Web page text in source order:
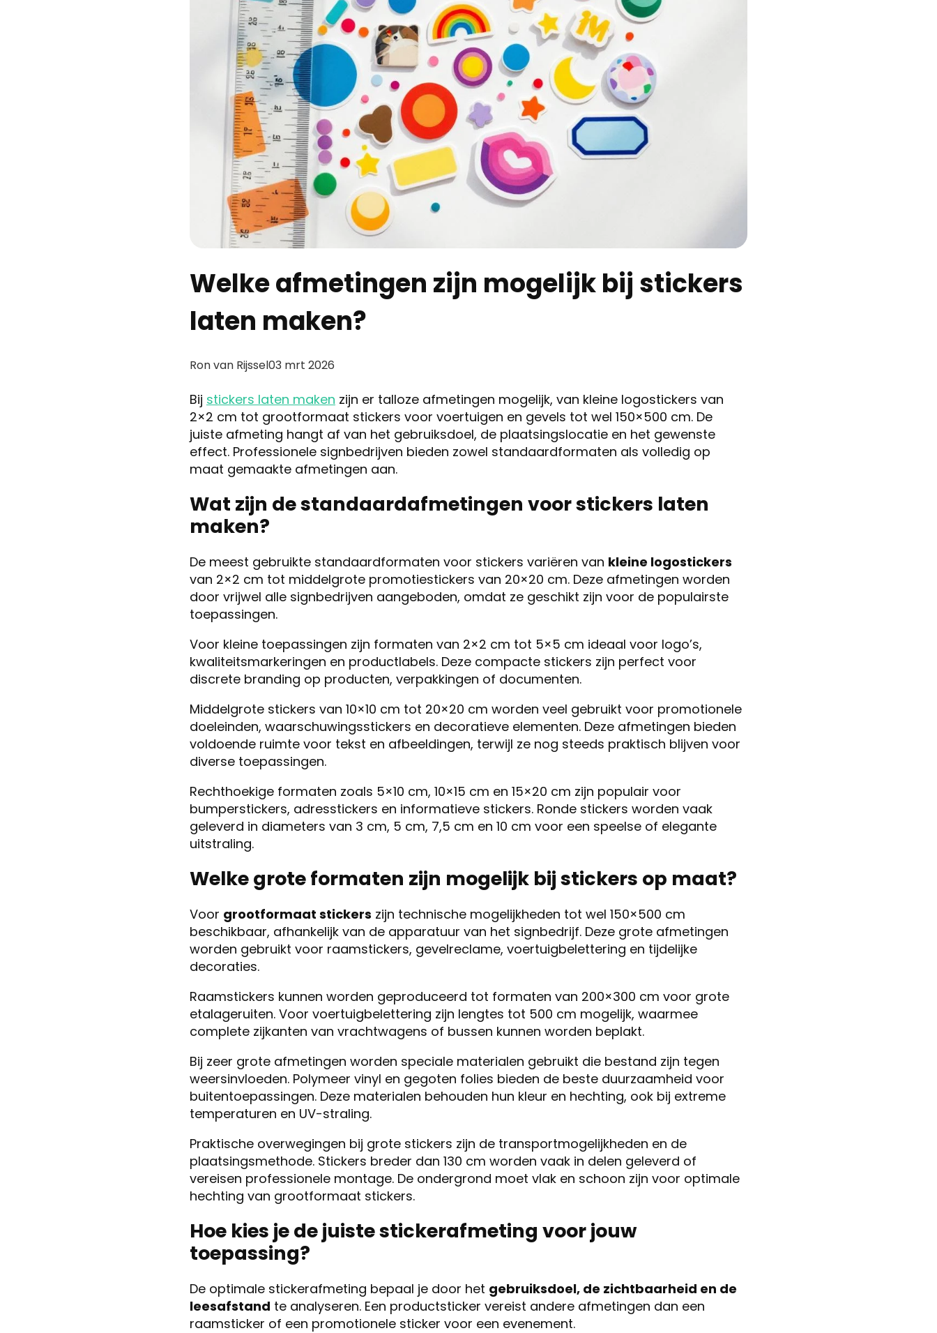
Welke afmetingen zijn mogelijk bij stickers
laten maken?
Posted
Ron van Rijssel03 mrt 2026
Bij stickers laten maken zijn er talloze afmetingen mogelijk, van kleine logostickers van
2×2 cm tot grootformaat stickers voor voertuigen en gevels tot wel 150×500 cm. De
juiste afmeting hangt af van het gebruiksdoel, de plaatsingslocatie en het gewenste
effect. Professionele signbedrijven bieden zowel standaardformaten als volledig op
maat gemaakte afmetingen aan.
Wat zijn de standaardafmetingen voor stickers laten
maken?
De meest gebruikte standaardformaten voor stickers variëren van kleine logostickers
van 2×2 cm tot middelgrote promotiestickers van 20×20 cm. Deze afmetingen worden
door vrijwel alle signbedrijven aangeboden, omdat ze geschikt zijn voor de populairste
toepassingen.
Voor kleine toepassingen zijn formaten van 2×2 cm tot 5×5 cm ideaal voor logo’s,
kwaliteitsmarkeringen en productlabels. Deze compacte stickers zijn perfect voor
discrete branding op producten, verpakkingen of documenten.
Middelgrote stickers van 10×10 cm tot 20×20 cm worden veel gebruikt voor promotionele
doeleinden, waarschuwingsstickers en decoratieve elementen. Deze afmetingen bieden
voldoende ruimte voor tekst en afbeeldingen, terwijl ze nog steeds praktisch blijven voor
diverse toepassingen.
Rechthoekige formaten zoals 5×10 cm, 10×15 cm en 15×20 cm zijn populair voor
bumperstickers, adresstickers en informatieve stickers. Ronde stickers worden vaak
geleverd in diameters van 3 cm, 5 cm, 7,5 cm en 10 cm voor een speelse of elegante
uitstraling.
Welke grote formaten zijn mogelijk bij stickers op maat?
Voor grootformaat stickers zijn technische mogelijkheden tot wel 150×500 cm
beschikbaar, afhankelijk van de apparatuur van het signbedrijf. Deze grote afmetingen
worden gebruikt voor raamstickers, gevelreclame, voertuigbelettering en tijdelijke
decoraties.
Raamstickers kunnen worden geproduceerd tot formaten van 200×300 cm voor grote
etalageruiten. Voor voertuigbelettering zijn lengtes tot 500 cm mogelijk, waarmee
complete zijkanten van vrachtwagens of bussen kunnen worden beplakt.
Bij zeer grote afmetingen worden speciale materialen gebruikt die bestand zijn tegen
weersinvloeden. Polymeer vinyl en gegoten folies bieden de beste duurzaamheid voor
buitentoepassingen. Deze materialen behouden hun kleur en hechting, ook bij extreme
temperaturen en UV-straling.
Praktische overwegingen bij grote stickers zijn de transportmogelijkheden en de
plaatsingsmethode. Stickers breder dan 130 cm worden vaak in delen geleverd of
vereisen professionele montage. De ondergrond moet vlak en schoon zijn voor optimale
hechting van grootformaat stickers.
Hoe kies je de juiste stickerafmeting voor jouw
toepassing?
De optimale stickerafmeting bepaal je door het gebruiksdoel, de zichtbaarheid en de
leesafstand te analyseren. Een productsticker vereist andere afmetingen dan een
raamsticker of een promotionele sticker voor een evenement.